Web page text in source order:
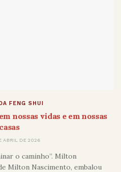
FENG SHUI
nossas vidas e em nossas
casas
ABRIL DE 2026
o caminho”. Milton
Milton Nascimento, embalou